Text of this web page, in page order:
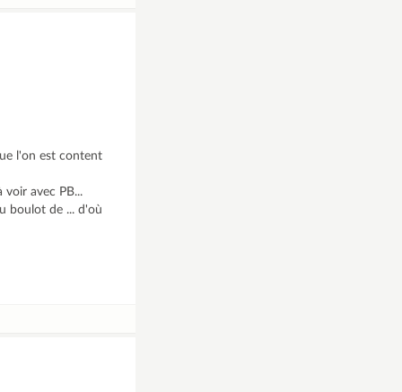
l'on est content
avec PB...
boulot de ... d'où